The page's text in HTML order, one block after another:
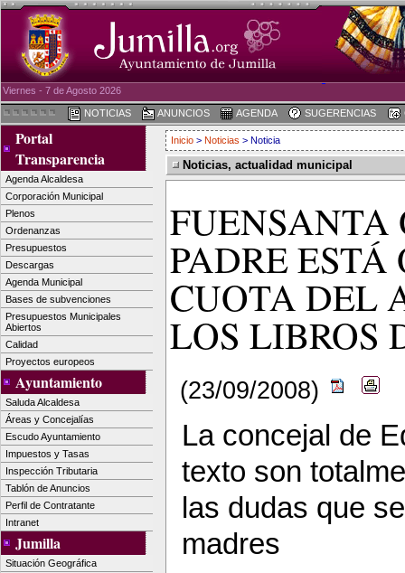
Viernes - 7 de Agosto 2026
NOTICIAS ANUNCIOS AGENDA SUGERENCIAS
Portal
Transparencia
Agenda Alcaldesa
Corporación Municipal
Plenos
Ordenanzas
Presupuestos
Descargas
Agenda Municipal
Bases de subvenciones
Presupuestos Municipales
Abiertos
Calidad
Proyectos europeos
Ayuntamiento
Saluda Alcaldesa
Áreas y Concejalías
Escudo Ayuntamiento
Impuestos y Tasas
Inspección Tributaria
Tablón de Anuncios
Perfil de Contratante
Intranet
Jumilla
Situación Geográfica
Inicio > Noticias > Noticia
Noticias, actualidad municipal
FUENSANTA
PADRE
CUOTA DEL
LOS LIBROS
(23/09/2008)
La concejal de
texto son
las dudas que
madres